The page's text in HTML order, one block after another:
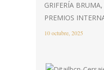
GRIFERÍA
PREMIOS
10 octubre, 2025